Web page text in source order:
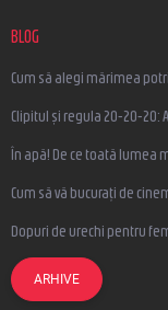
BLOG
Cum să alegi mărimea
Clipitul și regula 20-20-
În apă! De ce toată lumea
Cum să vă bucurați de
Dopuri de urechi pentru
ARHIVE